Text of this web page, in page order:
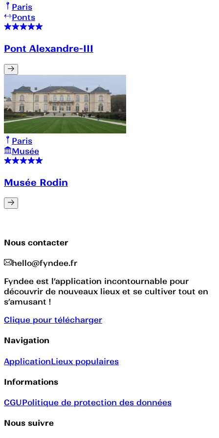
Paris
Ponts
Pont Alexandre-III
Paris
Musée
Musée Rodin
Nous contacter
hello@fyndee.fr
Fyndee est l’application incontournable pour
découvrir de nouveaux lieux et se cultiver tout en
s’amusant !
Clique pour télécharger
Navigation
ApplicationLieux populaires
Informations
CGUPolitique de protection des données
Nous suivre